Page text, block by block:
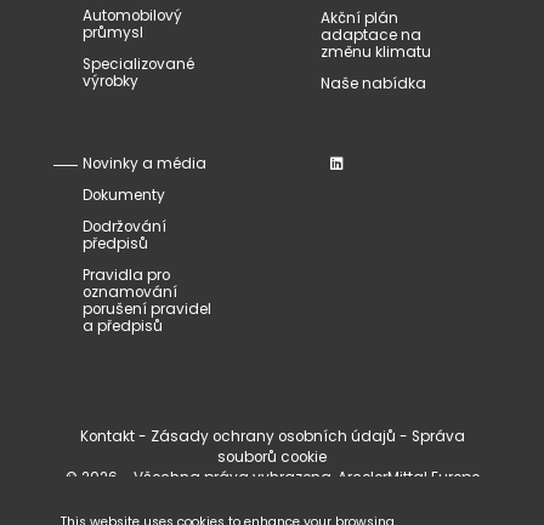
Automobilový
průmysl
Specializované
výrobky
Akční plán
adaptace na
změnu klimatu
Naše nabídka
Novinky a média
Dokumenty
Dodržování
předpisů
Pravidla pro
oznamování
porušení pravidel
a předpisů
Kontakt - Zásady ochrany osobních údajů - Správa
souborů cookie
© 2026 - Všechna práva vyhrazena, ArcelorMittal Europe